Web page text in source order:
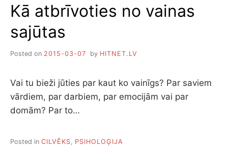
ACU
KRĀSA
Kā atbrīvoties no vainas
sajūtas
Posted on 2015-03-07 by HITNET.LV
Vai tu bieži jūties par kaut ko vainīgs? Par saviem
vārdiem, par darbiem, par emocijām vai par
domām? Par to…
Posted in CILVĒKS, PSIHOLOĢIJA